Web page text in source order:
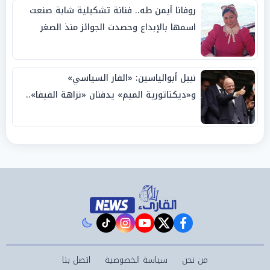
روفانا أيمن طه.. فنانة تشكيلية شابة صنعت
اسمها بالإبداع وحصدت الجوائز منذ الصغر
نبيل أبوالياسين: «الفار السياسي»
و«ديكتاتورية الميم» يدفنان «نزاهة الفيفا»..
facebook
twitter
youtube
instagram
tiktok
من نحن سياسة الخصوصية اتصل بنا